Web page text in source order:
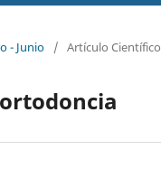
- Junio / Artículo Científico